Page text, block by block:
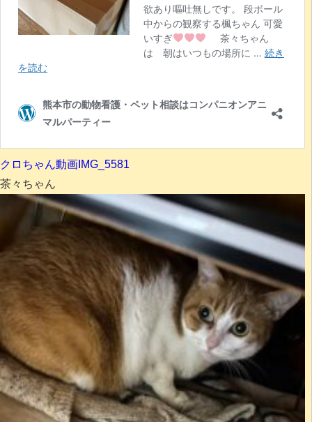
クロちゃん動画 IMG_5581
茶々ちゃん